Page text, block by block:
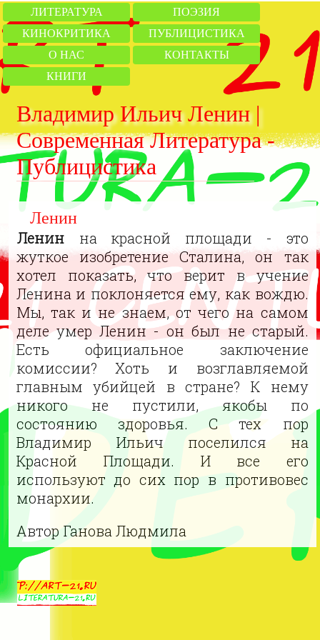
ЛИТЕРАТУРА
ПОЭЗИЯ
КИНОКРИТИКА
ПУБЛИЦИСТИКА
О НАС
КОНТАКТЫ
КНИГИ
Владимир Ильич Ленин |
Современная Литература -
Публицистика
Ленин
Ленин на красной площади - это
жуткое изобретение Сталина, он так
хотел показать, что верит в учение
Ленина и поклоняется ему, как вождю.
Мы, так и не знаем, от чего на самом
деле умер Ленин - он был не старый.
Есть официальное заключение
комиссии? Хоть и возглавляемой
главным убийцей в стране? К нему
никого не пустили, якобы по
состоянию здоровья. С тех пор
Владимир Ильич поселился на
Красной Площади. И все его
используют до сих пор в противовес
монархии.
Автор Ганова Людмила